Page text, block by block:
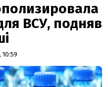
ВСУ, подняв